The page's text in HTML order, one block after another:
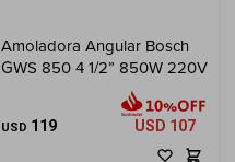
Amoladora Angular Bosch
GWS 850 4 1/2” 850W 220V
USD 119 USD 107